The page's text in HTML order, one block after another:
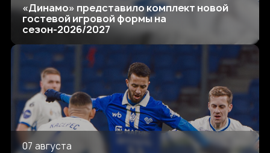
«Динамо» представило комплект новой
гостевой игровой формы на
сезон-2026/2027
07 августа